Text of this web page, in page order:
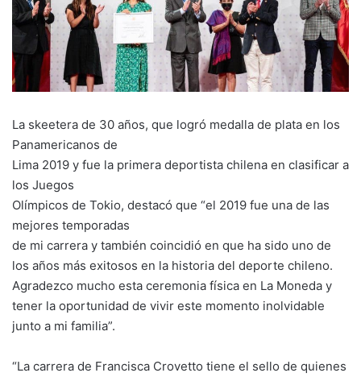
La skeetera de 30 años, que logró medalla de plata en los
Panamericanos de
Lima 2019 y fue la primera deportista chilena en clasificar a
los Juegos
Olímpicos de Tokio, destacó que “el 2019 fue una de las
mejores temporadas
de mi carrera y también coincidió en que ha sido uno de
los años más exitosos en la historia del deporte chileno.
Agradezco mucho esta ceremonia física en La Moneda y
tener la oportunidad de vivir este momento inolvidable
junto a mi familia”.
“La carrera de Francisca Crovetto tiene el sello de quienes